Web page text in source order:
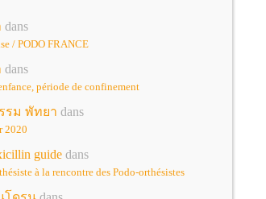
dans
/ PODO FRANCE
dans
période de confinement
รม พัทยา dans
2020
guidedans
à la rencontre des Podo-orthésistes